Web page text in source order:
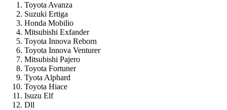
Toyota Avanza
Suzuki Ertiga
Honda Mobilio
Mitsubishi Exfander
Toyota Innova Reborn
Toyota Innova Venturer
Mitsubishi Pajero
Toyota Fortuner
Tyota Alphard
Toyota Hiace
Isuzu Elf
Dll